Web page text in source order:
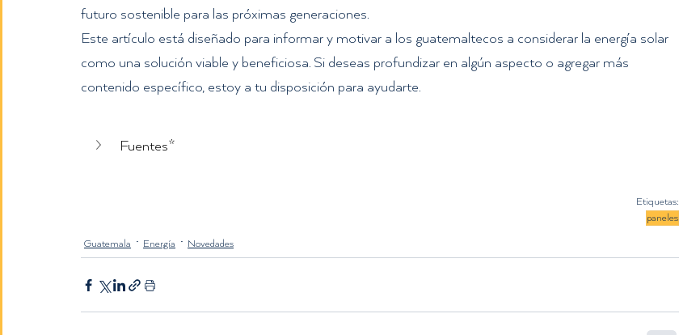
futuro sostenible para las próximas generaciones.
Este artículo está diseñado para informar y motivar a los guatemaltecos a considerar la energía solar
como una solución viable y beneficiosa. Si deseas profundizar en algún aspecto o agregar más
contenido específico, estoy a tu disposición para ayudarte.
Fuentes*
Etiquetas:
paneles
Guatemala Energía Novedades